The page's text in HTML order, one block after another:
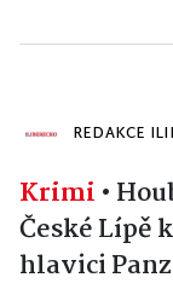
REDAKCE
Krimi •
České Lípě
hlavici